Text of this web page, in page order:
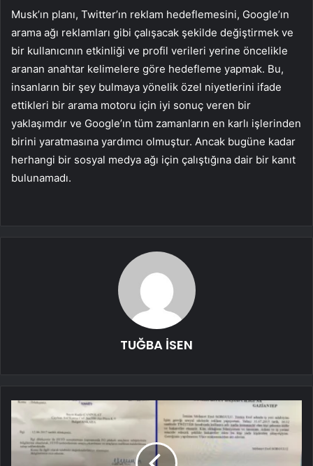
Musk’ın planı, Twitter’ın reklam hedeflemesini, Google’ın
arama ağı reklamları gibi çalışacak şekilde değiştirmek ve
bir kullanıcının etkinliği ve profil verileri yerine öncelikle
aranan anahtar kelimelere göre hedefleme yapmak. Bu,
insanların bir şey bulmaya yönelik özel niyetlerini ifade
ettikleri bir arama motoru için iyi sonuç veren bir
yaklaşımdır ve Google’ın tüm zamanların en karlı işlerinden
birini yaratmasına yardımcı olmuştur. Ancak bugüne kadar
herhangi bir sosyal medya ağı için çalıştığına dair bir kanıt
bulunamadı.
TUĞBA İSEN